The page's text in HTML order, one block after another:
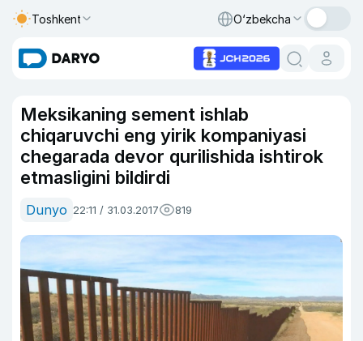
Toshkent O‘zbekcha
Meksikaning sement ishlab
chiqaruvchi eng yirik kompaniyasi
chegarada devor qurilishida ishtirok
etmasligini bildirdi
Dunyo 22:11 / 31.03.2017 819